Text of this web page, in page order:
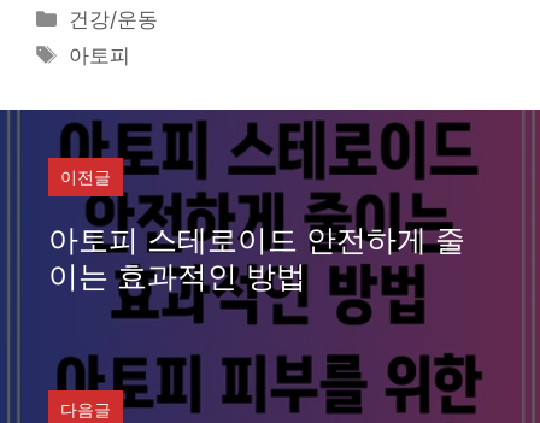
카
테
고
리
건강/운동
태
아토피
이전글
아토피 스테로이드 안전하게 줄
이는 효과적인 방법
다음글